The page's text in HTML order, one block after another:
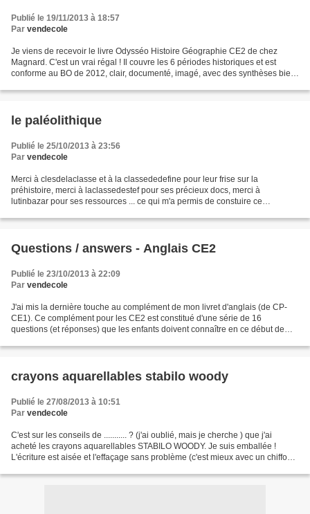
Publié le 19/11/2013 à 18:57
Par vendecole
Je viens de recevoir le livre Odysséo Histoire Géographie CE2 de chez
Magnard. C'est un vrai régal ! Il couvre les 6 périodes historiques et est
conforme au BO de 2012, clair, documenté, imagé, avec des synthèses bien
le paléolithique
Publié le 25/10/2013 à 23:56
Par vendecole
Merci à clesdelaclasse et à la classededefine pour leur frise sur la
préhistoire, merci à laclassedestef pour ses précieux docs, merci à
lutinbazar pour ses ressources ... ce qui m'a permis de constuire ce
Questions / answers - Anglais CE2
Publié le 23/10/2013 à 22:09
Par vendecole
J'ai mis la dernière touche au complément de mon livret d'anglais (de CP-
CE1). Ce complément pour les CE2 est constitué d'une série de 16
questions (et réponses) que les enfants doivent connaître en ce début de
crayons aquarellables stabilo woody
Publié le 27/08/2013 à 10:51
Par vendecole
C'est sur les conseils de ........... ? (j'ai oublié, mais je cherche ) que j'ai
acheté les crayons aquarellables STABILO WOODY. Je suis emballée !
L'écriture est aisée et l'effaçage sans problème (c'est mieux avec un chiffon